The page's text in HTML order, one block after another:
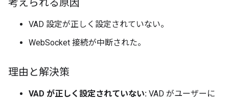
考えられる原因
VAD 設定が正しく設定されていない。
WebSocket 接続が中断された。
理由と解決策
VAD が正しく設定されていない: VAD がユーザーに